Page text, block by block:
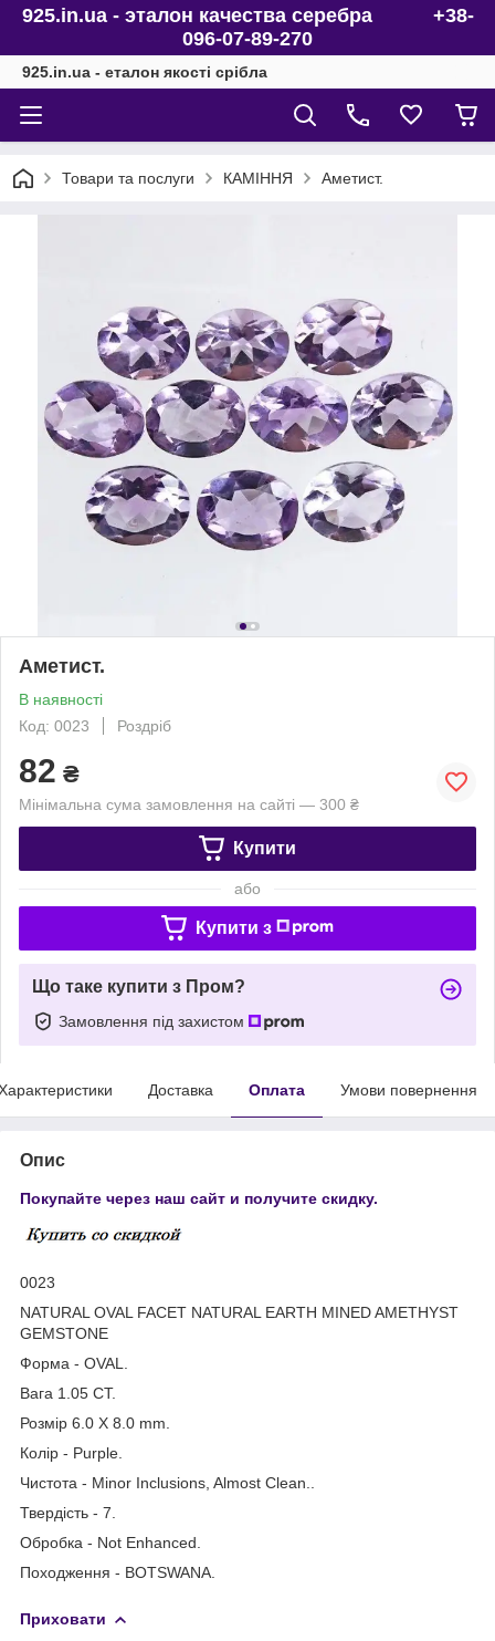
925.in.ua - эталон качества серебра +38-
096-07-89-270
925.in.ua - еталон якості срібла
Товари та послуги КАМІННЯ Аметист.
Аметист.
В наявності
Код: 0023
Роздріб
82 ₴
Мінімальна сума замовлення на сайті — 300 ₴
Купити
або
Купити з
Що таке купити з Пром?
Замовлення під захистом
Доставка Оплата Умови повернення
Опис
Покупайте через наш сайт и получите скидку.
0023
NATURAL OVAL FACET NATURAL EARTH MINED AMETHYST
GEMSTONE
Форма - OVAL.
Вага 1.05 CT.
Розмір 6.0 X 8.0 mm.
Колір - Purple.
Чистота - Minor Inclusions, Almost Clean..
Твердість - 7.
Обробка - Not Enhanced.
Походження - BOTSWANA.
Приховати